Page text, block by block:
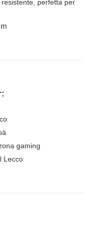
perfetta per
gaming
Lecco